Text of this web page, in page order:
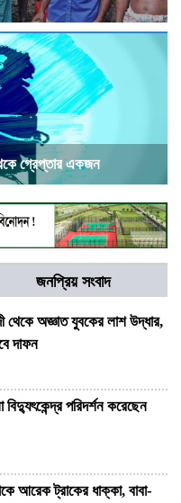
গ্রেপ্তার একজন
জনপ্রিয় সংবাদ
থেকে অজ্ঞাত যুবকের লাশ উদ্ধার,
দাফন
বিদ্যুৎকেন্দ্র পরিদর্শন করেছেন
আরেক ট্রাকের ধাক্কা, বাবা-